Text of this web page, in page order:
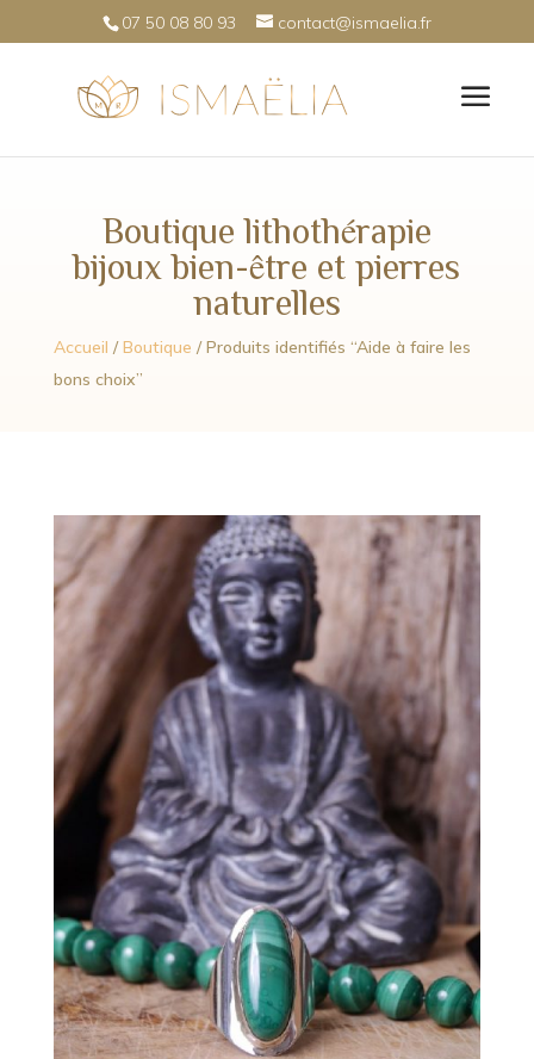
07 50 08 80 93 contact@ismaelia.fr
Boutique lithothérapie
bijoux bien-être et pierres
naturelles
Accueil /Boutique / Produits identifiés “Aide à faire les
bons choix”